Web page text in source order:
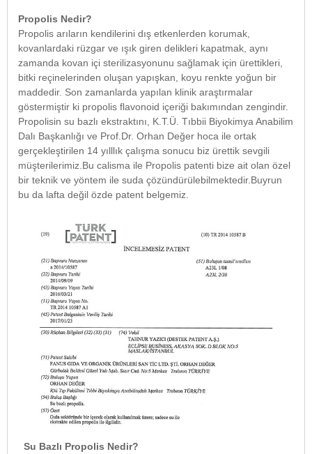
Propolis Nedir?
Propolis arıların kendilerini dış etkenlerden korumak,
kovanlardaki rüzgar ve ışık giren delikleri kapatmak, aynı
zamanda kovan içi sterilizasyonunu sağlamak için ürettikleri,
bitki reçinelerinden oluşan yapışkan, koyu renkte yoğun bir
maddedir. Son zamanlarda yapılan klinik araştırmalar
göstermiştir ki propolis flavonoid içeriği bakımından zengindir.
Propolisin su bazlı ekstraktını, K.T.Ü. Tıbbii Biyokimya Anabilim
Dalı Başkanlığı ve Prof.Dr. Orhan Değer hoca ile ortak
gerçekleştirilen 14 yılllık çalışma sonucu biz ürettik sevgili
müşterilerimiz.Bu calisma ile Propolis patenti bize ait olan özel
bir teknik ve yöntem ile suda çözündürülebilmektedir.Buyrun
bu da lafta değil özde patent belgemiz.
Su Bazlı Propolis Nedir?